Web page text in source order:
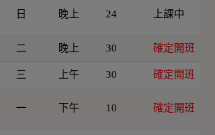
日 晚上 24 上課中
二 晚上 30 確定開班
三 上午 30 確定開班
一 下午 10 確定開班